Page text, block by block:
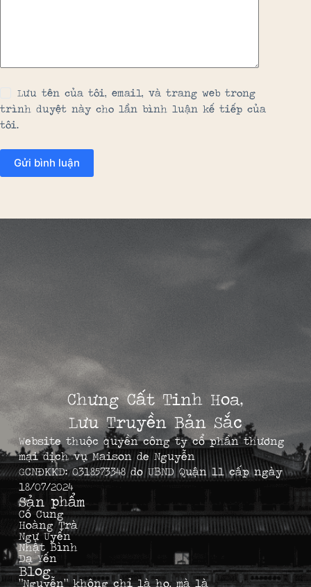
Lưu tên của tôi, email, và trang web trong
trình duyệt này cho lần bình luận kế tiếp của
tôi.
Gửi bình luận
Chưng Cất Tinh Hoa,
Lưu Truyền Bản Sắc
Website thuộc quyền công ty cổ phần thương
mại dịch vụ Maison de Nguyễn
GCNĐKKD: 0318573348 do UBND Quận 11 cấp ngày
18/07/2024
Sản phẩm
Cố Cung
Hoàng Trà
Ngự Uyển
Nhật Bình
Dạ Yến
Blog
“Nguyễn” không chỉ là họ, mà là